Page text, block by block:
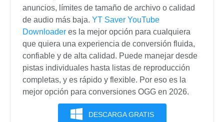
P3. ¿Puedo convertir OGG de
vuelta a MP3 o otros formatos?
R3:Sí, por supuesto. Siempre puedes
convertir archivos OGG de vuelta a
MP3, WAV, AAC y otros formatos con
convertidores como YT Saver Video
Downloader.